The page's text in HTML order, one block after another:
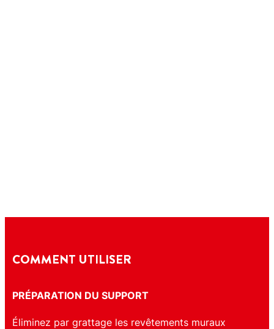
COMMENT UTILISER
PRÉPARATION DU SUPPORT
Éliminez par grattage les revêtements muraux